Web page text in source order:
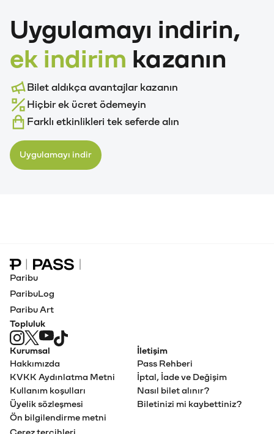
Uygulamayı indirin,
ek indirim kazanın
Bilet aldıkça avantajlar kazanın
Hiçbir ek ücret ödemeyin
Farklı etkinlikleri tek seferde alın
Uygulamayı indir
Paribu Pass Ana Sayfa
Paribu
ParibuLog
Paribu Art
Topluluk
Kurumsal
Hakkımızda
KVKK Aydınlatma Metni
Kullanım koşulları
Üyelik sözleşmesi
Ön bilgilendirme metni
İletişim
Pass Rehberi
İptal, İade ve Değişim
Nasıl bilet alınır?
Biletinizi mi kaybettiniz?